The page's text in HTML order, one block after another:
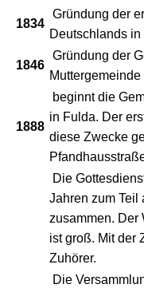
1834
Gründung der
Deutschlands in
1846
Gründung der
1888
beginnt die
in Fulda. Der
diese Zwecke
Die
Jahren zum Teil
zusammen. Der
ist groß. Mit der
Zuhörer.
Die